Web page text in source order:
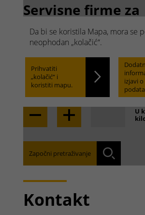
Da bi se koristila Mapa, mora se
neophodan „kolačić“.
Prihvatiti
„kolačić“ i
koristiti mapu.
izjavi
Servisne firme za
Weishaupt
Brzo pretraživanje.
U
Započni pretraživanje
Pronađite svoju nadležnu
Kontakt